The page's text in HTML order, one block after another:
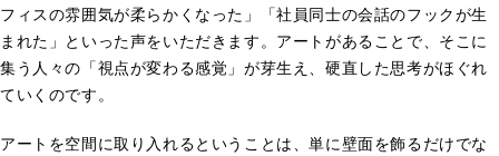
フィスの雰囲気が柔らかくなった」「社員同士の会話のフックが生
まれた」といった声をいただきます。アートがあることで、そこに
集う人々の「視点が変わる感覚」が芽生え、硬直した思考がほぐれ
ていくのです。
アートを空間に取り入れるということは、単に壁面を飾るだけでな